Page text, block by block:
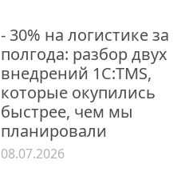
- 30% на логистике за
полгода: разбор двух
внедрений 1С:TMS,
которые окупились
быстрее, чем мы
планировали
08.07.2026